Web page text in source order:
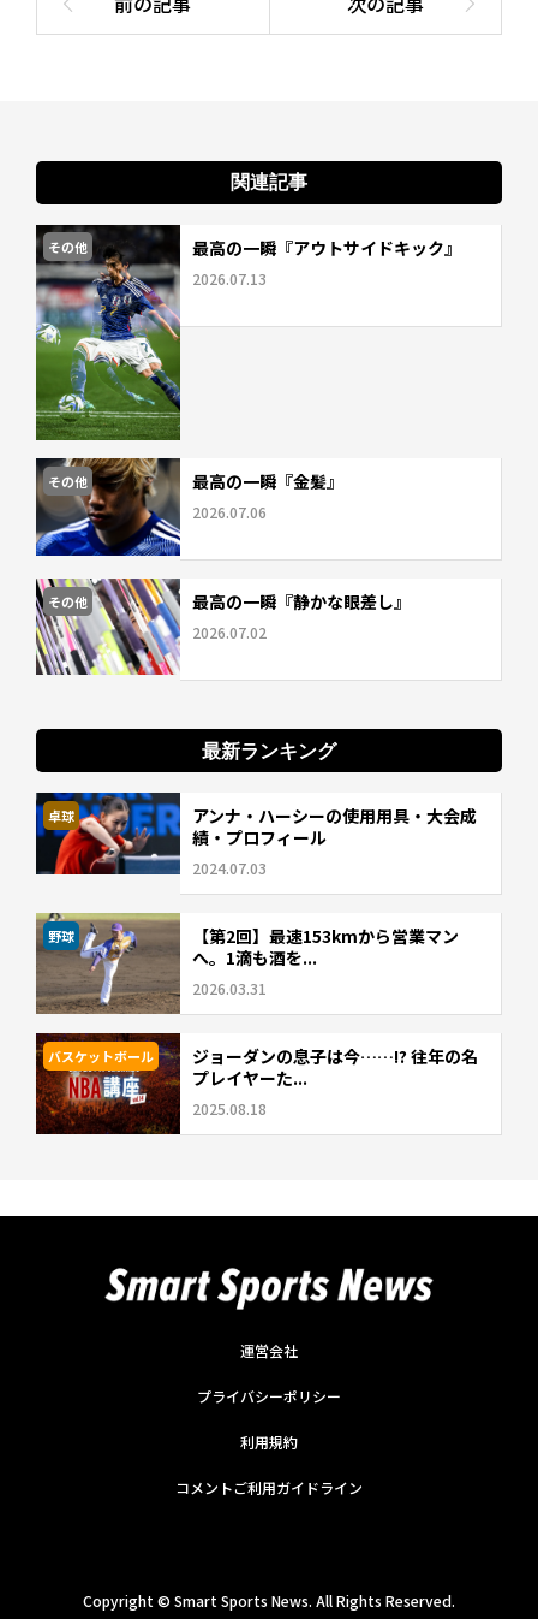
関連記事
その他 最高の一瞬『アウトサイドキック』
2026.07.13
その他 最高の一瞬『金髪』
2026.07.06
その他 最高の一瞬『静かな眼差し』
2026.07.02
最新ランキング
卓球
アンナ・ハーシーの使用用具・大会成
績・プロフィール
2024.07.03
野球
【第2回】最速153kmから営業マン
へ。1滴も酒を...
2026.03.31
バスケットボール
ジョーダンの息子は今……!? 往年の名
プレイヤーた...
2025.08.18
運営会社
プライバシーポリシー
利用規約
コメントご利用ガイドライン
Copyright © Smart Sports News. All Rights Reserved.